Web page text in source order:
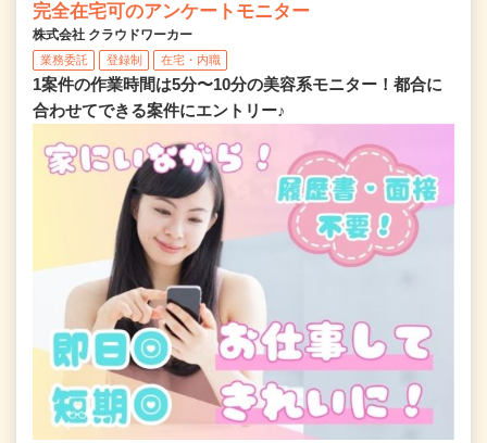
完全在宅可のアンケートモニター
株式会社 クラウドワーカー
業務委託 登録制 在宅・内職
1案件の作業時間は5分〜10分の美容系モニター！都合に
合わせてできる案件にエントリー♪